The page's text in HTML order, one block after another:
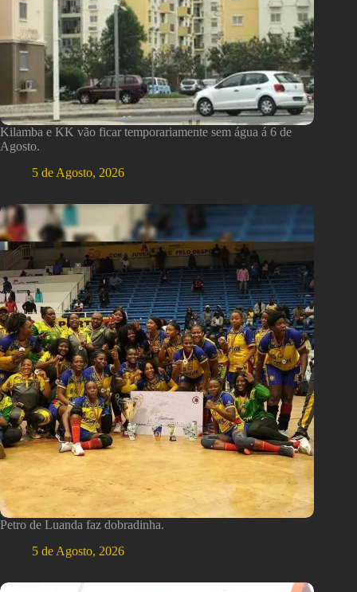
Kilamba e KK vão ficar temporariamente sem água á 6 de
Agosto.
5 de Agosto, 2026
Petro de Luanda faz dobradinha.
5 de Agosto, 2026